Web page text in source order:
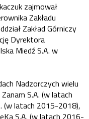
zajmował
Zakładu
Zakład Górniczy
Dyrektora
Miedź S.A. w
Nadzorczych wielu
S.A. (w latach
(w latach 2015-2018),
S.A. (w latach 2016-